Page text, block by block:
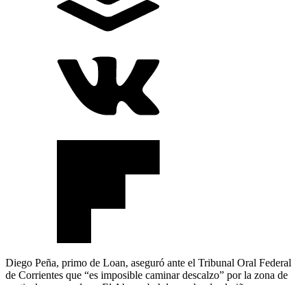
Diego Peña, primo de Loan, aseguró ante el Tribunal Oral Federal
de Corrientes que “es imposible caminar descalzo” por la zona de